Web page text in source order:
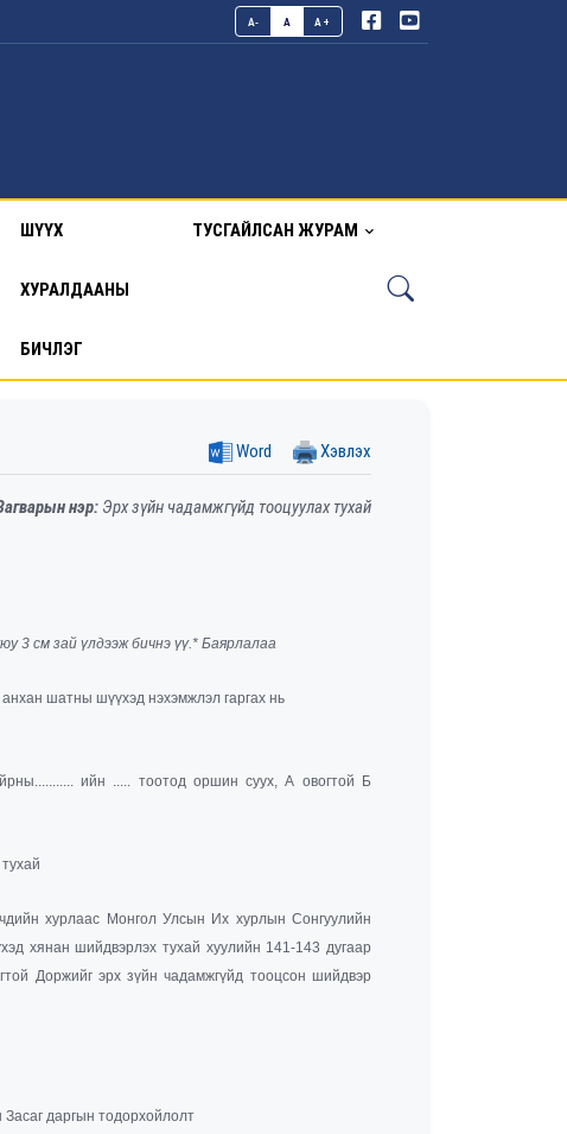
A- A A+
ШҮҮХ
ХУРАЛДААНЫ
БИЧЛЭГ
ТУСГАЙЛСАН ЖУРАМ
Word Хэвлэх
нэр: Эрх зүйн чадамжгүйд тооцуулах тухай
3 см зай үлдээж бичнэ үү.* Баярлалаа
шатны шүүхэд нэхэмжлэл гаргах нь
ийн ..... тоотод оршин суух, А овогтой Б
хурлаас Монгол Улсын Их хурлын Сонгуулийн
хянан шийдвэрлэх тухай хуулийн 141-143 дугаар
Доржийг эрх зүйн чадамжгүйд тооцсон шийдвэр
тодорхойлолт